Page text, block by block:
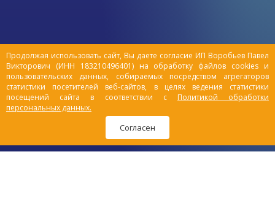
Продолжая использовать сайт, Вы даете согласие ИП Воробьев Павел
Викторович (ИНН 183210496401) на обработку файлов cookies и
пользовательских данных, собираемых посредством агрегаторов
статистики посетителей веб-сайтов, в целях ведения статистики
посещений сайта в соответствии с Политикой обработки
персональных данных.
Согласен